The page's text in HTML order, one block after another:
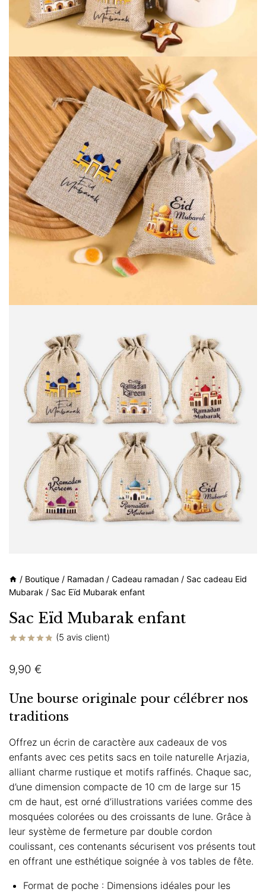
/ Boutique / Ramadan / Cadeau ramadan / Sac cadeau Eid
Mubarak / Sac Eïd Mubarak enfant
Sac Eïd Mubarak enfant
sur
notations
(5 avis client)
9,90 €
Une bourse originale pour célébrer nos
traditions
Offrez un écrin de caractère aux cadeaux de vos
enfants avec ces petits sacs en toile naturelle Arjazia,
alliant charme rustique et motifs raffinés. Chaque sac,
d’une dimension compacte de 10 cm de large sur 15
cm de haut, est orné d’illustrations variées comme des
mosquées colorées ou des croissants de lune. Grâce à
leur système de fermeture par double cordon
coulissant, ces contenants sécurisent vos présents tout
en offrant une esthétique soignée à vos tables de fête.
Format de poche : Dimensions idéales pour les